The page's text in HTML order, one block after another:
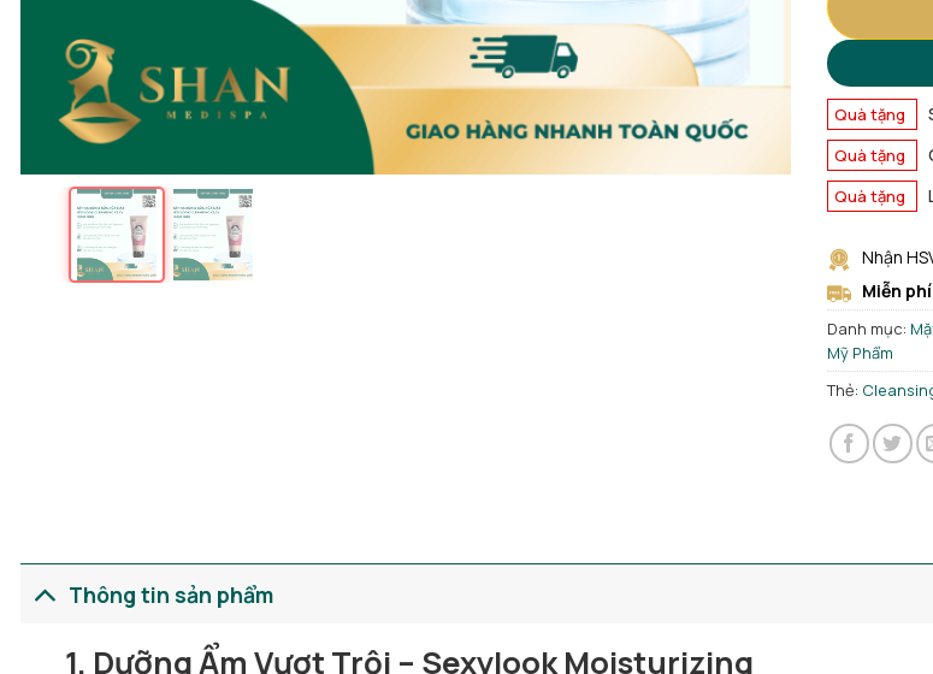
Quà tặng
Quà tặng
Quà tặng
Nhận
Miễn
Danh mục:
Mỹ Phẩm
Thẻ:
Thông tin sản phẩm
1. Dưỡng Ẩm Vượt Trội – Sexylook Moisturizing